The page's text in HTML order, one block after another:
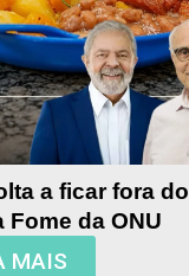
a ficar fora do
Fome da ONU
MAIS